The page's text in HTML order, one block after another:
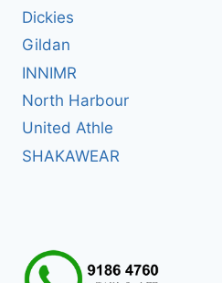
Dickies
Gildan
INNIMR
North Harbour
United Athle
SHAKAWEAR